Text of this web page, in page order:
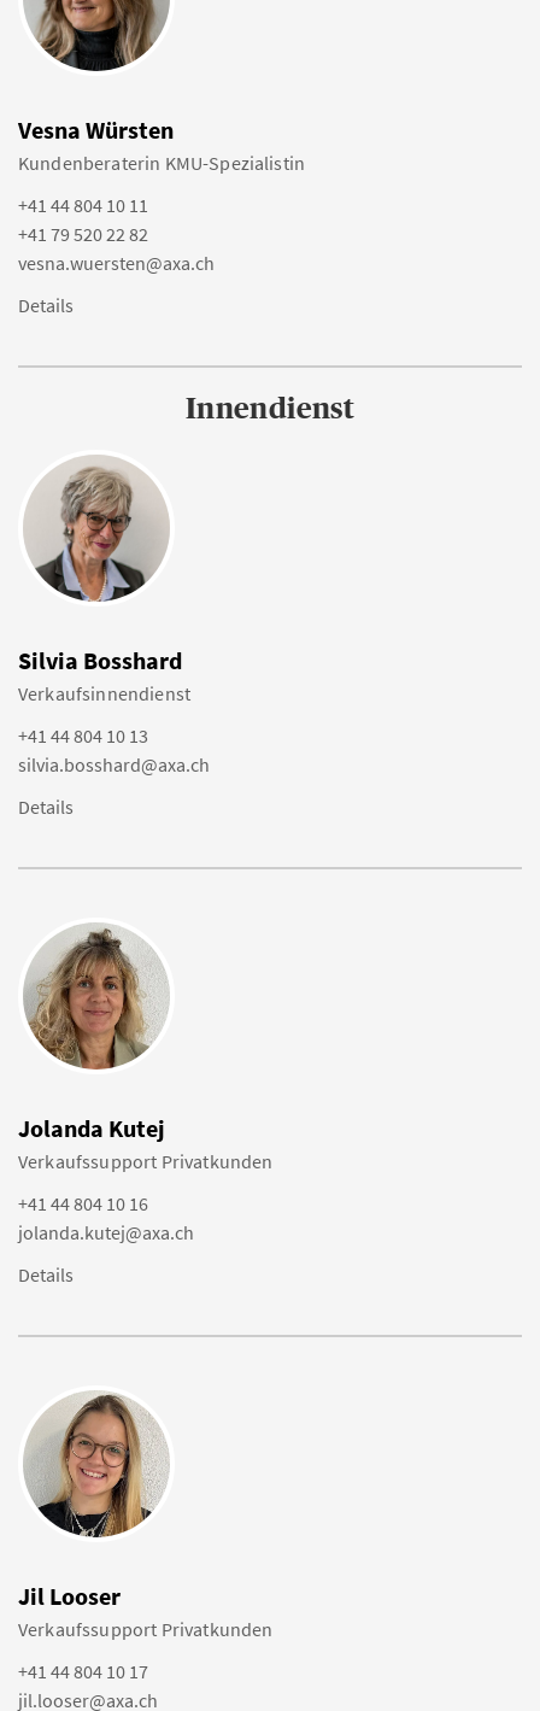
Vesna Würsten
Kundenberaterin KMU-Spezialistin
+41 44 804 10 11
+41 79 520 22 82
vesna.wuersten@axa.ch
Details
Innendienst
Silvia Bosshard
Verkaufsinnendienst
+41 44 804 10 13
silvia.bosshard@axa.ch
Details
Jolanda Kutej
Verkaufssupport Privatkunden
+41 44 804 10 16
jolanda.kutej@axa.ch
Details
Jil Looser
Verkaufssupport Privatkunden
+41 44 804 10 17
jil.looser@axa.ch